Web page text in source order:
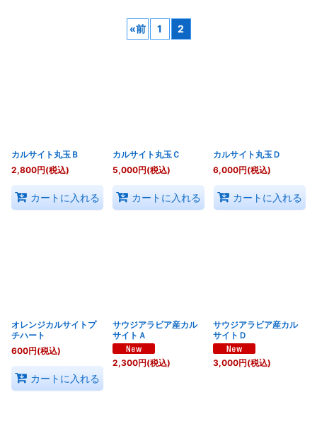
«前 1 2
カルサイト丸玉Ｂ
2,800円(税込)
カートに入れる
カルサイト丸玉Ｃ
5,000円(税込)
カートに入れる
カルサイト丸玉Ｄ
6,000円(税込)
カートに入れる
オレンジカルサイトプ
チハート
600円(税込)
カートに入れる
サウジアラビア産カル
サイトＡ
2,300円(税込)
サウジアラビア産カル
サイトＤ
3,000円(税込)